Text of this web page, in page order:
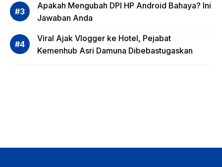
Saja?
Apakah Mengubah DPI HP Android Bahaya? Ini
Jawaban Anda
Viral Ajak Vlogger ke Hotel, Pejabat
Kemenhub Asri Damuna Dibebastugaskan